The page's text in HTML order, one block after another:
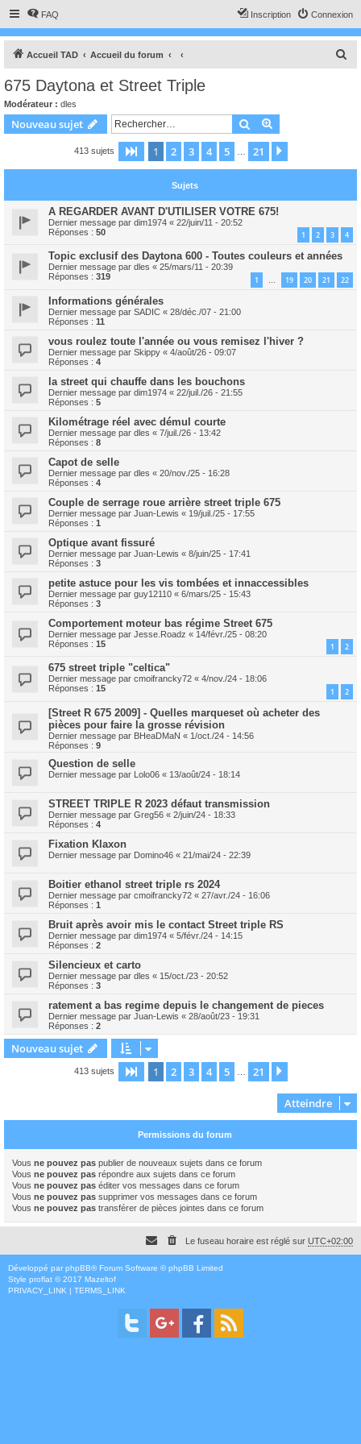
FAQ Connexion
Inscription
Accueil TAD Accueil du forum
c
r
675 Daytona et Street Triple
Modérateur : dles
Nouveau sujet Rechercher
413 sujets Page 1sur21
1 2 3 4 5 21
Sujets
A REGARDER AVANT D'UTILISER VOTRE 675!
Dernier message par dim1974 « 22/juin/11 - 20:52
Réponses : 50 1 2 3 4
Topic exclusif des Daytona 600 - Toutes couleurs et années
Dernier message par dles « 25/mars/11 - 20:39
Réponses : 319 1 … 19 20 21 22
Informations générales
Dernier message par SADIC « 28/déc./07 - 21:00
Réponses : 11
vous roulez toute l'année ou vous remisez l'hiver ?
Dernier message par Skippy « 4/août/26 - 09:07
Réponses : 4
la street qui chauffe dans les bouchons
Dernier message par dim1974 « 22/juil./26 - 21:55
Réponses : 5
Kilométrage réel avec démul courte
Dernier message par dles « 7/juil./26 - 13:42
Réponses : 8
Capot de selle
Dernier message par dles « 20/nov./25 - 16:28
Réponses : 4
Couple de serrage roue arrière street triple 675
Dernier message par Juan-Lewis « 19/juil./25 - 17:55
Réponses : 1
Optique avant fissuré
Dernier message par Juan-Lewis « 8/juin/25 - 17:41
Réponses : 3
petite astuce pour les vis tombées et innaccessibles
Dernier message par guy12110 « 6/mars/25 - 15:43
Réponses : 3
Comportement moteur bas régime Street 675
Dernier message par Jesse.Roadz « 14/févr./25 - 08:20
Réponses : 15 1 2
675 street triple "celtica"
Dernier message par cmoifrancky72 « 4/nov./24 - 18:06
Réponses : 15 1 2
[Street R 675 2009] - Quelles marqueset où acheter des
pièces pour faire la grosse révision
Dernier message par BHeaDMaN « 1/oct./24 - 14:56
Réponses : 9
Question de selle
Dernier message par Lolo06 « 13/août/24 - 18:14
STREET TRIPLE R 2023 défaut transmission
Dernier message par Greg56 « 2/juin/24 - 18:33
Réponses : 4
Fixation Klaxon
Dernier message par Domino46 « 21/mai/24 - 22:39
Boitier ethanol street triple rs 2024
Dernier message par cmoifrancky72 « 27/avr./24 - 16:06
Réponses : 1
Bruit après avoir mis le contact Street triple RS
Dernier message par dim1974 « 5/févr./24 - 14:15
Réponses : 2
Silencieux et carto
Dernier message par dles « 15/oct./23 - 20:52
Réponses : 3
ratement a bas regime depuis le changement de pieces
Dernier message par Juan-Lewis « 28/août/23 - 19:31
Réponses : 2
Nouveau sujet
413 sujets Page 1sur21
1 2 3 4 5 21
Atteindre
Permissions du forum
Vous ne pouvez pas publier de nouveaux sujets dans ce forum
Vous ne pouvez pas répondre aux sujets dans ce forum
Vous ne pouvez pas éditer vos messages dans ce forum
Vous ne pouvez pas supprimer vos messages dans ce forum
Vous ne pouvez pas transférer de pièces jointes dans ce forum
Le fuseau horaire est réglé sur UTC+02:00
Développé par phpBB® Forum Software © phpBB Limited
Style proflat © 2017 Mazeltof
PRIVACY_LINK | TERMS_LINK